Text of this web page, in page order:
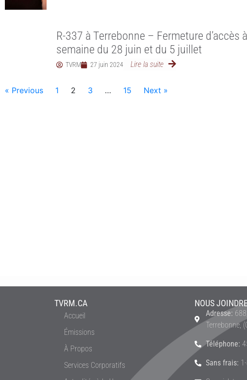
R-337 à Terrebonne – Fermeture
semaine du 28 juin et du 5 juillet
TVRM 27 juin 2024 Lire la suite
« Previous 1 2 3 … 15 Next »
TVRM.CA
Accueil
Émissions
À Propos
Services Corporatifs
NOUS
Adresse:
Terrebonne,
Téléphone:
Sans frais: